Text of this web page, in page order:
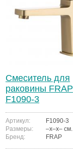
Смеситель для
раковины FRAP
F1090-3
Артикул:
F1090-3
Размеры:
–x–x– см.
Бренд:
FRAP